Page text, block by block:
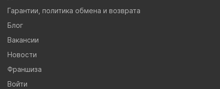
Гарантии, политика обмена и возврата
Блог
Вакансии
Новости
Франшиза
Войти